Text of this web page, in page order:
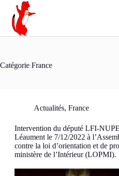
Passer
contenu
Catégorie France
Actualités, France
Intervention du député LFI-
Léaument le 7/12/2022 à
contre la loi d’orientation et de
ministère de l’Intérieur (LOPMI).